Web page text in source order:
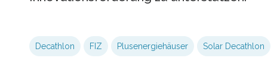
Decathlon FIZ Plusenergiehäuser Solar Decathlon